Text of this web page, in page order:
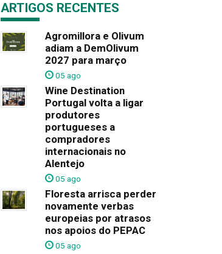
ARTIGOS RECENTES
Agromillora e Olivum
adiam a DemOlivum
2027 para março
05 ago
Wine Destination
Portugal volta a ligar
produtores
portugueses a
compradores
internacionais no
Alentejo
05 ago
Floresta arrisca perder
novamente verbas
europeias por atrasos
nos apoios do PEPAC
05 ago